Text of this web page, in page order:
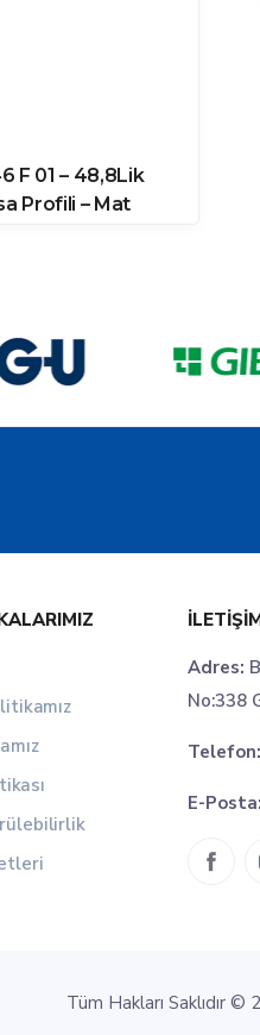
F 01 – 48,8Lik
Profili – Mat
Adres:
No:338
Telefon:
E-Posta:
Tüm Hakları Saklıdır